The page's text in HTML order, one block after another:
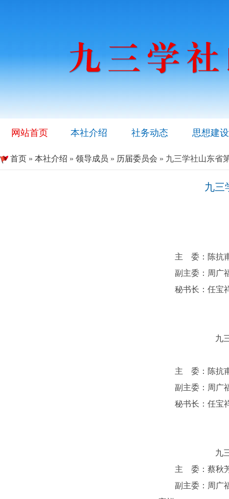
网站首页 本社介绍 社务动态 思想建设
首页 » 本社介绍 » 领导成员 » 历届委员会 » 九三学社山东省
九三
主 委：陈抗
副主委：周广
秘书长：任宝
九
主 委：陈抗
副主委：周广
秘书长：任宝
九
主 委：蔡秋
副主委：周广